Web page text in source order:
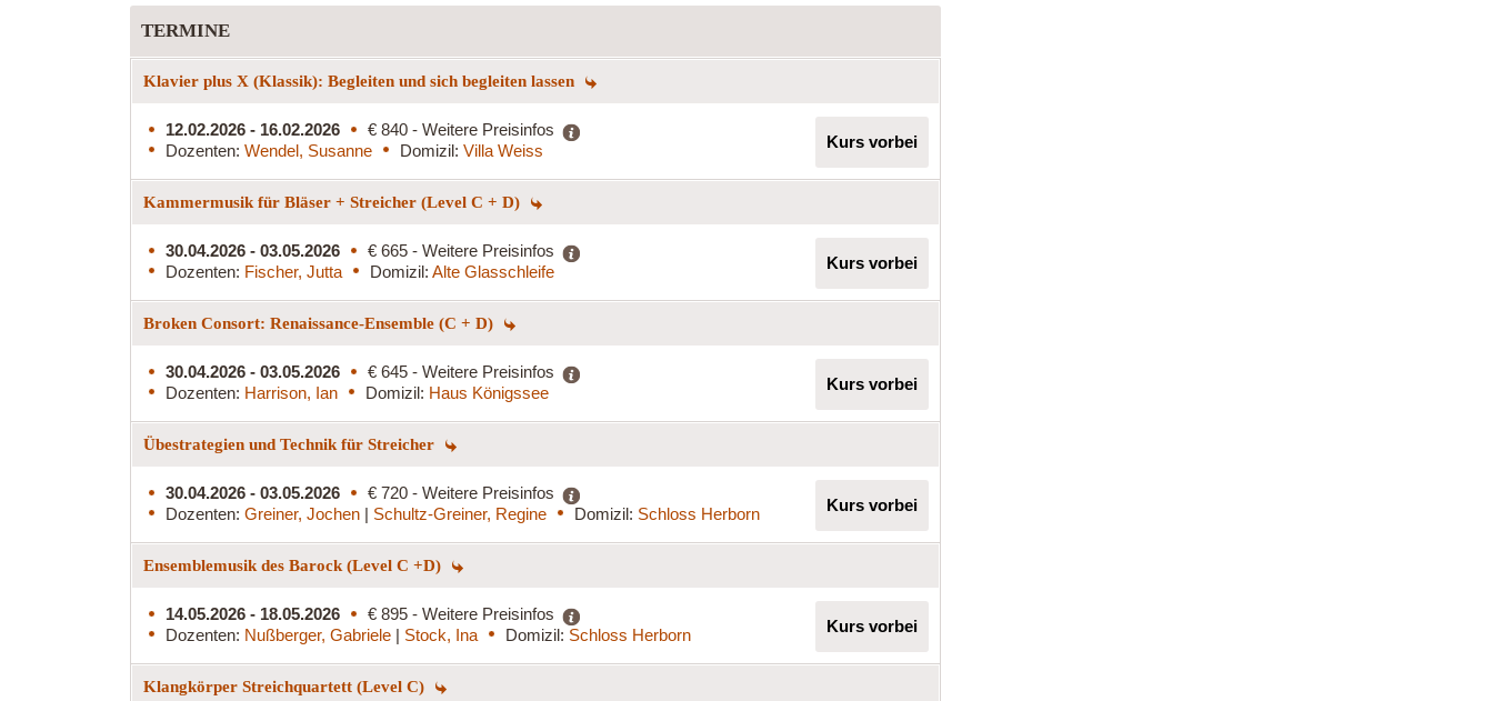
TERMINE
Klavier plus X (Klassik): Begleiten und sich begleiten lassen
12.02.2026 - 16.02.2026
€ 840 - Weitere Preisinfos
Dozenten: Wendel, Susanne Domizil: Villa Weiss Kurs vorbei
Kammermusik für Bläser + Streicher (Level C + D)
30.04.2026 - 03.05.2026
€ 665 - Weitere Preisinfos
Dozenten: Fischer, Jutta Domizil: Alte Glasschleife Kurs vorbei
Broken Consort: Renaissance-Ensemble (C + D)
30.04.2026 - 03.05.2026
€ 645 - Weitere Preisinfos
Dozenten: Harrison, Ian Domizil: Haus Königssee Kurs vorbei
Übestrategien und Technik für Streicher
30.04.2026 - 03.05.2026
€ 720 - Weitere Preisinfos
Dozenten: Greiner, Jochen | Schultz-Greiner, Regine Domizil: Schloss Herborn Kurs vorbei
Ensemblemusik des Barock (Level C +D)
14.05.2026 - 18.05.2026
€ 895 - Weitere Preisinfos
Dozenten: Nußberger, Gabriele | Stock, Ina Domizil: Schloss Herborn Kurs vorbei
Klangkörper Streichquartett (Level C)